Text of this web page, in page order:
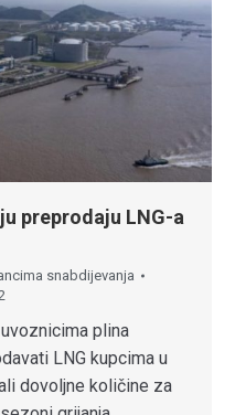
preprodaju LNG-a
snabdijevanja
plina
LNG kupcima u
dovoljne količine za